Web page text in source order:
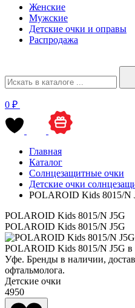
Женские
Мужские
Детские очки и оправы
Распродажа
0 ₽
Главная
Каталог
Солнцезащитные очки
Детские очки
POLAROID Kids 8015/N
POLAROID Kids 8015/N J5G
POLAROID Kids 8015/N J5G
POLAROID Kids 8015/N J5G в
Уфе. Бренды в наличии,
офтальмолога.
Детские очки
4950